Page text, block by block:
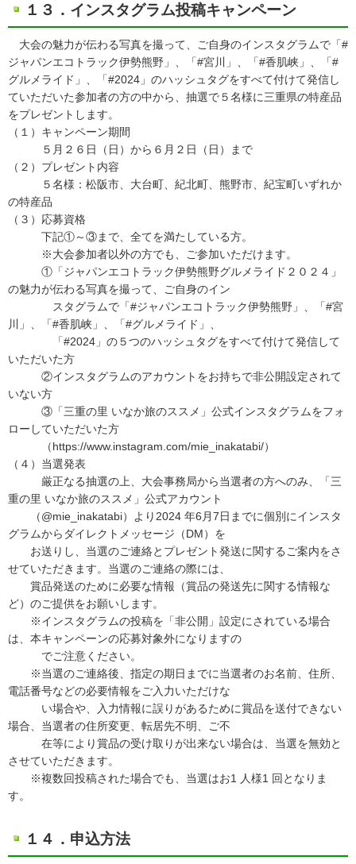
１３．インスタグラム投稿キャンペーン
大会の魅力が伝わる写真を撮って、ご自身のインスタグラムで「#
ジャパンエコトラック伊勢熊野」、「#宮川」、「#香肌峡」、「#
グルメライド」、「#2024」のハッシュタグをすべて付けて発信し
ていただいた参加者の方の中から、抽選で５名様に三重県の特産品
をプレゼントします。
（１）キャンペーン期間
５月２６日（日）から６月２日（日）まで
（２）プレゼント内容
５名様：松阪市、大台町、紀北町、熊野市、紀宝町いずれか
の特産品
（３）応募資格
下記①～③まで、全てを満たしている方。
※大会参加者以外の方でも、ご参加いただけます。
①「ジャパンエコトラック伊勢熊野グルメライド２０２４」
の魅力が伝わる写真を撮って、ご自身のイン
スタグラムで「#ジャパンエコトラック伊勢熊野」、「#宮
川」、「#香肌峡」、「#グルメライド」、
「#2024」の５つのハッシュタグをすべて付けて発信して
いただいた方
②インスタグラムのアカウントをお持ちで非公開設定されて
いない方
③「三重の里 いなか旅のススメ」公式インスタグラムをフォ
ローしていただいた方
（https://www.instagram.com/mie_inakatabi/）
（４）当選発表
厳正なる抽選の上、大会事務局から当選者の方へのみ、「三
重の里 いなか旅のススメ」公式アカウント
（@mie_inakatabi）より2024 年6月7日までに個別にインスタ
グラムからダイレクトメッセージ（DM）を
お送りし、当選のご連絡とプレゼント発送に関するご案内をさ
せていただきます。当選のご連絡の際には、
賞品発送のために必要な情報（賞品の発送先に関する情報な
ど）のご提供をお願いします。
※インスタグラムの投稿を「非公開」設定にされている場合
は、本キャンペーンの応募対象外になりますの
でご注意ください。
※当選のご連絡後、指定の期日までに当選者のお名前、住所、
電話番号などの必要情報をご入力いただけな
い場合や、入力情報に誤りがあるために賞品を送付できない
場合、当選者の住所変更、転居先不明、ご不
在等により賞品の受け取りが出来ない場合は、当選を無効と
させていただきます。
※複数回投稿された場合でも、当選はお1 人様1 回となりま
す。
１４．申込方法